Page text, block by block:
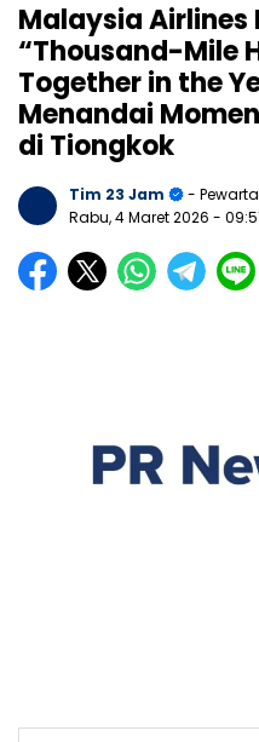
Malaysia Airlines
“Thousand-Mile
Together in the
Menandai
di Tiongkok
Tim 23 Jam
- Pewarta
Rabu, 4 Maret 2026 -